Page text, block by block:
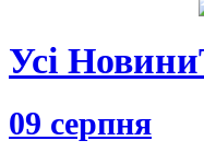
Усі Новини
09 серпня